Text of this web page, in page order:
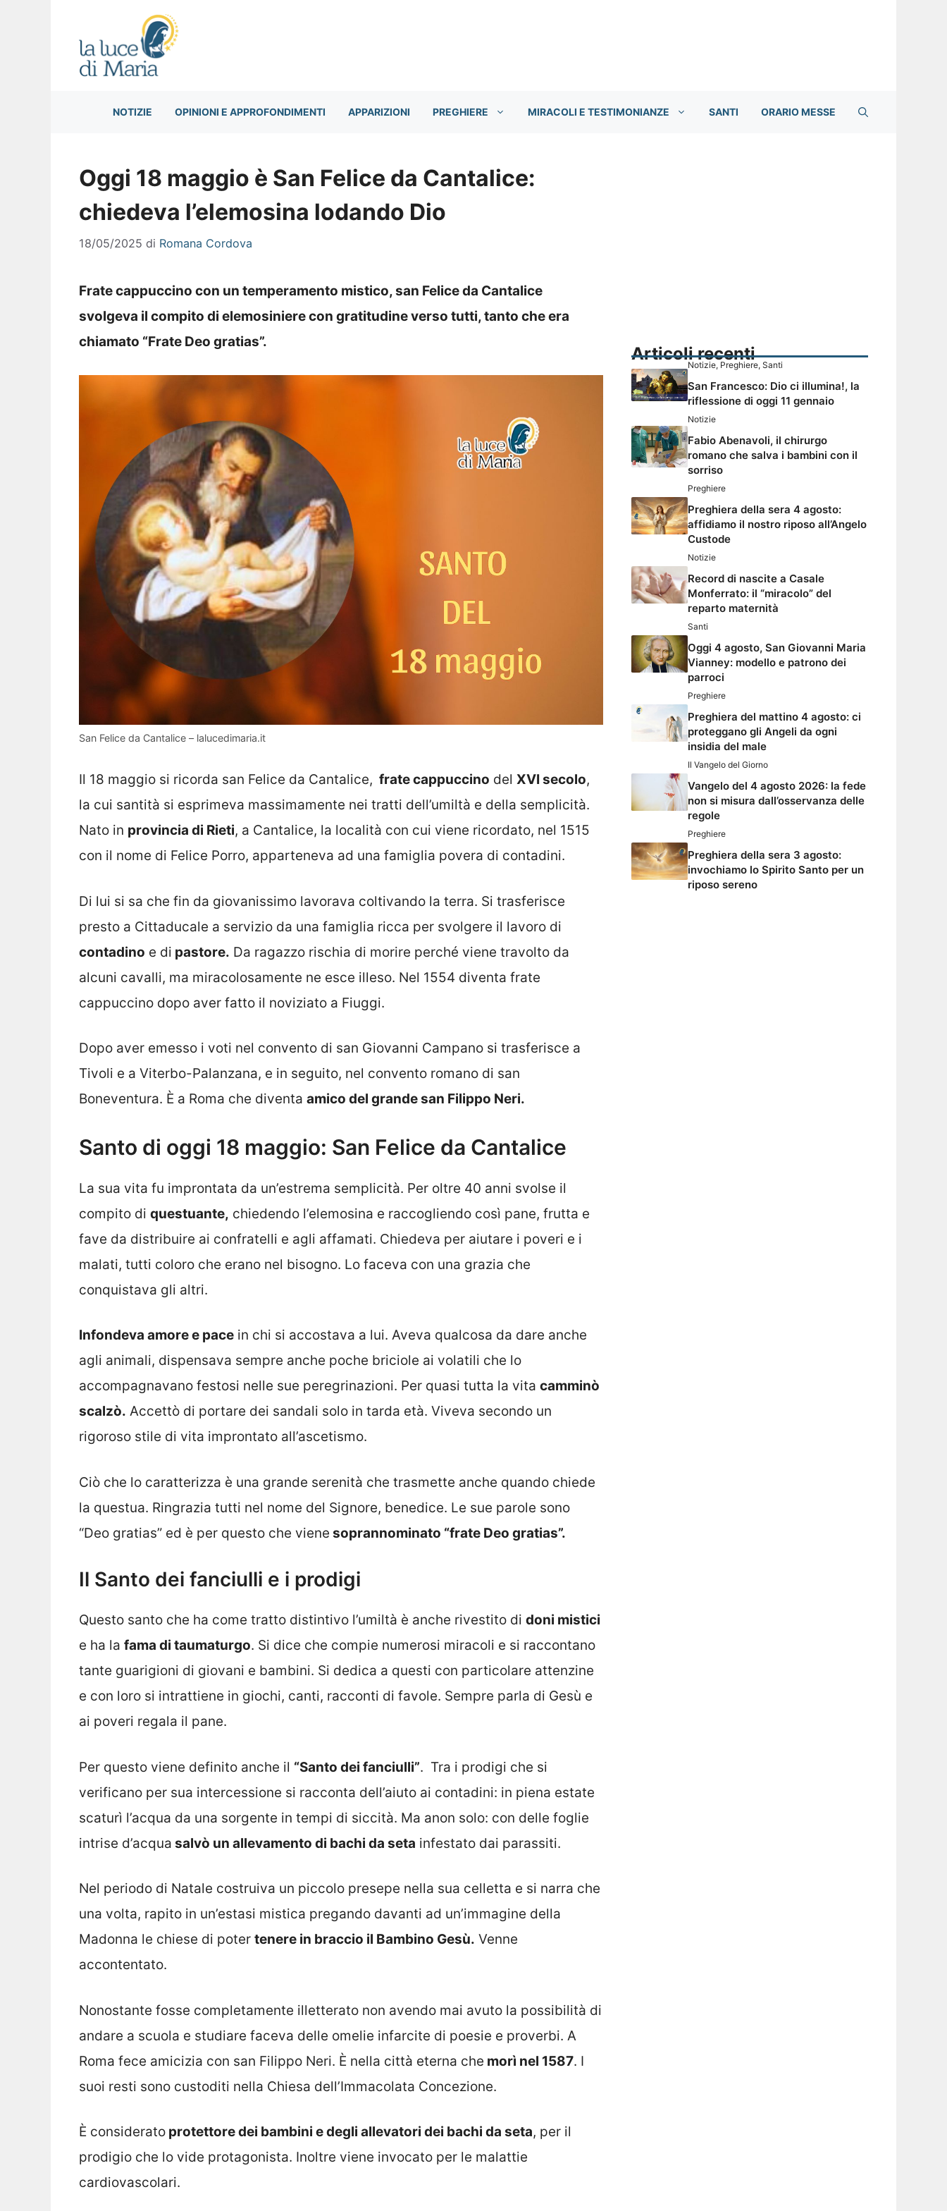
NOTIZIE OPINIONI E APPROFONDIMENTI APPARIZIONI PREGHIERE MIRACOLI E TESTIMONIANZE SANTI ORARIO MESSE
Oggi 18 maggio è San Felice da Cantalice:
chiedeva l’elemosina lodando Dio
18/05/2025 di Romana Cordova
Frate cappuccino con un temperamento mistico, san Felice da Cantalice
svolgeva il compito di elemosiniere con gratitudine verso tutti, tanto che era
chiamato “Frate Deo gratias”.
San Felice da Cantalice – lalucedimaria.it
Il 18 maggio si ricorda san Felice da Cantalice, frate cappuccino del XVI secolo,
la cui santità si esprimeva massimamente nei tratti dell’umiltà e della semplicità.
Nato in provincia di Rieti, a Cantalice, la località con cui viene ricordato, nel 1515
con il nome di Felice Porro, apparteneva ad una famiglia povera di contadini.
Di lui si sa che fin da giovanissimo lavorava coltivando la terra. Si trasferisce
presto a Cittaducale a servizio da una famiglia ricca per svolgere il lavoro di
contadino e di pastore. Da ragazzo rischia di morire perché viene travolto da
alcuni cavalli, ma miracolosamente ne esce illeso. Nel 1554 diventa frate
cappuccino dopo aver fatto il noviziato a Fiuggi.
Dopo aver emesso i voti nel convento di san Giovanni Campano si trasferisce a
Tivoli e a Viterbo-Palanzana, e in seguito, nel convento romano di san
Boneventura. È a Roma che diventa amico del grande san Filippo Neri.
Santo di oggi 18 maggio: San Felice da Cantalice
La sua vita fu improntata da un’estrema semplicità. Per oltre 40 anni svolse il
compito di questuante, chiedendo l’elemosina e raccogliendo così pane, frutta e
fave da distribuire ai confratelli e agli affamati. Chiedeva per aiutare i poveri e i
malati, tutti coloro che erano nel bisogno. Lo faceva con una grazia che
conquistava gli altri.
Infondeva amore e pace in chi si accostava a lui. Aveva qualcosa da dare anche
agli animali, dispensava sempre anche poche briciole ai volatili che lo
accompagnavano festosi nelle sue peregrinazioni. Per quasi tutta la vita camminò
scalzò. Accettò di portare dei sandali solo in tarda età. Viveva secondo un
rigoroso stile di vita improntato all’ascetismo.
Ciò che lo caratterizza è una grande serenità che trasmette anche quando chiede
la questua. Ringrazia tutti nel nome del Signore, benedice. Le sue parole sono
“Deo gratias” ed è per questo che viene soprannominato “frate Deo gratias”.
Il Santo dei fanciulli e i prodigi
Questo santo che ha come tratto distintivo l’umiltà è anche rivestito di doni mistici
e ha la fama di taumaturgo. Si dice che compie numerosi miracoli e si raccontano
tante guarigioni di giovani e bambini. Si dedica a questi con particolare attenzine
e con loro si intrattiene in giochi, canti, racconti di favole. Sempre parla di Gesù e
ai poveri regala il pane.
Per questo viene definito anche il “Santo dei fanciulli”. Tra i prodigi che si
verificano per sua intercessione si racconta dell’aiuto ai contadini: in piena estate
scaturì l’acqua da una sorgente in tempi di siccità. Ma anon solo: con delle foglie
intrise d’acqua salvò un allevamento di bachi da seta infestato dai parassiti.
Nel periodo di Natale costruiva un piccolo presepe nella sua celletta e si narra che
una volta, rapito in un’estasi mistica pregando davanti ad un’immagine della
Madonna le chiese di poter tenere in braccio il Bambino Gesù. Venne
accontentato.
Nonostante fosse completamente illetterato non avendo mai avuto la possibilità di
andare a scuola e studiare faceva delle omelie infarcite di poesie e proverbi. A
Roma fece amicizia con san Filippo Neri. È nella città eterna che morì nel 1587. I
suoi resti sono custoditi nella Chiesa dell’Immacolata Concezione.
È considerato protettore dei bambini e degli allevatori dei bachi da seta, per il
prodigio che lo vide protagonista. Inoltre viene invocato per le malattie
cardiovascolari.
Articoli recenti
Notizie, Preghiere, Santi
San Francesco: Dio ci illumina!, la
riflessione di oggi 11 gennaio
Notizie
Fabio Abenavoli, il chirurgo
romano che salva i bambini con il
sorriso
Preghiere
Preghiera della sera 4 agosto:
affidiamo il nostro riposo all’Angelo
Custode
Notizie
Record di nascite a Casale
Monferrato: il “miracolo” del
reparto maternità
Santi
Oggi 4 agosto, San Giovanni Maria
Vianney: modello e patrono dei
parroci
Preghiere
Preghiera del mattino 4 agosto: ci
proteggano gli Angeli da ogni
insidia del male
Il Vangelo del Giorno
Vangelo del 4 agosto 2026: la fede
non si misura dall’osservanza delle
regole
Preghiere
Preghiera della sera 3 agosto:
invochiamo lo Spirito Santo per un
riposo sereno